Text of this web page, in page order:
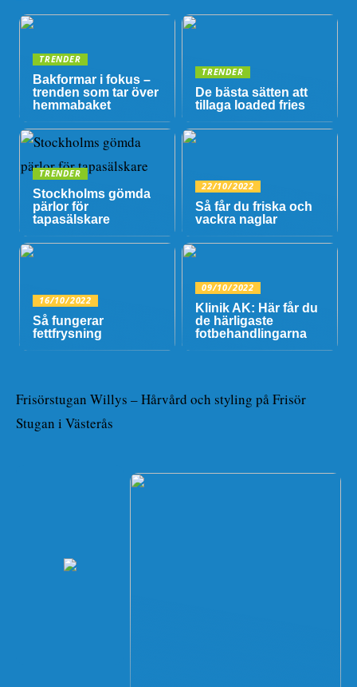
TRENDER
Bakformar i fokus –
trenden som tar över
hemmabaket
TRENDER
De bästa sätten att
tillaga loaded fries
TRENDER
Stockholms gömda
pärlor för
tapasälskare
22/10/2022
Så får du friska och
vackra naglar
16/10/2022
Så fungerar
fettfrysning
09/10/2022
Klinik AK: Här får du
de härligaste
fotbehandlingarna
Frisörstugan Willys – Hårvård och styling på Frisör
Stugan i Västerås